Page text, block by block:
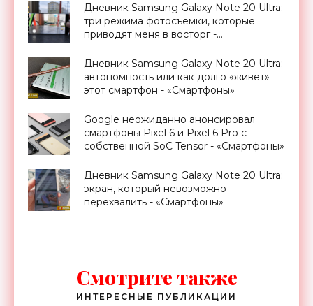
Дневник Samsung Galaxy Note 20 Ultra:
три режима фотосъемки, которые
приводят меня в восторг -
Дневник Samsung Galaxy Note 20 Ultra:
автономность или как долго «живет»
этот смартфон - «Смартфоны»
Google неожиданно анонсировал
смартфоны Pixel 6 и Pixel 6 Pro с
собственной SoC Tensor - «Смартфоны»
Дневник Samsung Galaxy Note 20 Ultra:
экран, который невозможно
перехвалить - «Смартфоны»
Смотрите также
ИНТЕРЕСНЫЕ ПУБЛИКАЦИИ